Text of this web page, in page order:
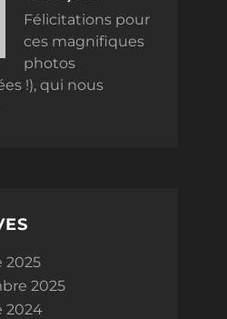
Félicitations pour
ces magnifiques
photos
!), qui nous
2025
2025
2024